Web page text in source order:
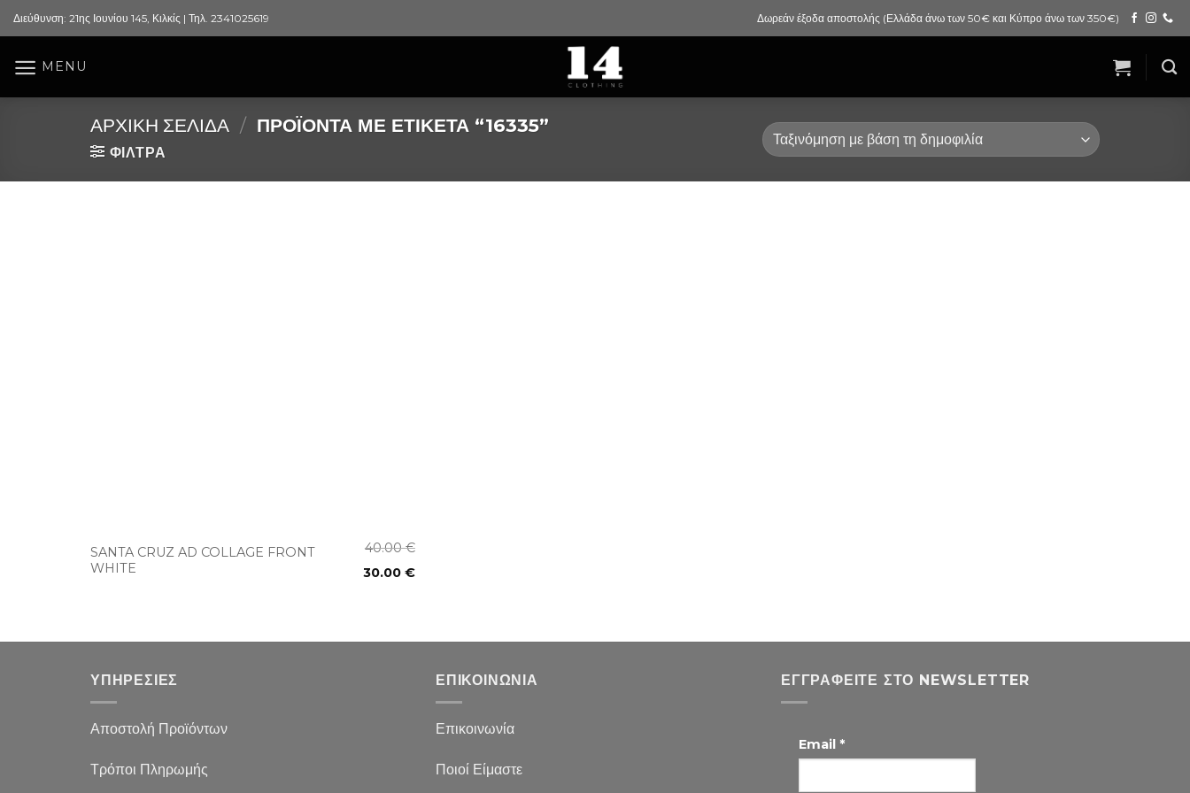
Skip
to
Διεύθυνση: 21ης Ιουνίου 145, Κιλκίς | Τηλ. 2341025619 Δωρεάν έξοδα αποστολής (Ελλάδα άνω των 50€ και Κύπρο άνω των 350€)
MENU
ΑΡΧΙΚΉ ΣΕΛΊΔΑ / ΠΡΟΪΌΝΤΑ ΜΕ ΕΤΙΚΈΤΑ “16335”
ΦΙΛΤΡΑ
SANTA CRUZ AD COLLAGE FRONT
WHITE
40.00€
30.00 €
ΥΠΗΡΕΣΙΕΣ
Αποστολή Προϊόντων
Τρόποι Πληρωμής
ΕΠΙΚΟΙΝΩΝΙΑ
Επικοινωνία
Ποιοί Είμαστε
ΕΓΓΡΑΦΕΊΤΕ ΣΤΟ NEWSLETTER
Email *